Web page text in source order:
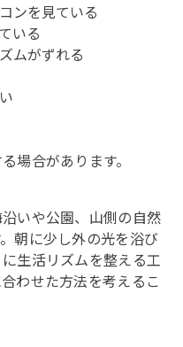
ンを見ている
いる
ムがずれる
場合があります。
いや公園、山側の自然
朝に少し外の光を浴び
生活リズムを整える工
わせた方法を考えるこ